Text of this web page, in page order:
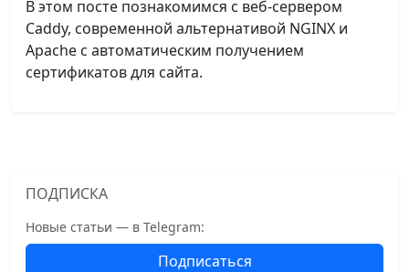
В этом посте познакомимся с веб-сервером
Caddy, современной альтернативой NGINX и
Apache с автоматическим получением
сертификатов для сайта.
ПОДПИСКА
Новые статьи — в Telegram:
Подписаться